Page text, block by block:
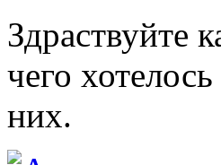
Здраствуйте
чего
них.